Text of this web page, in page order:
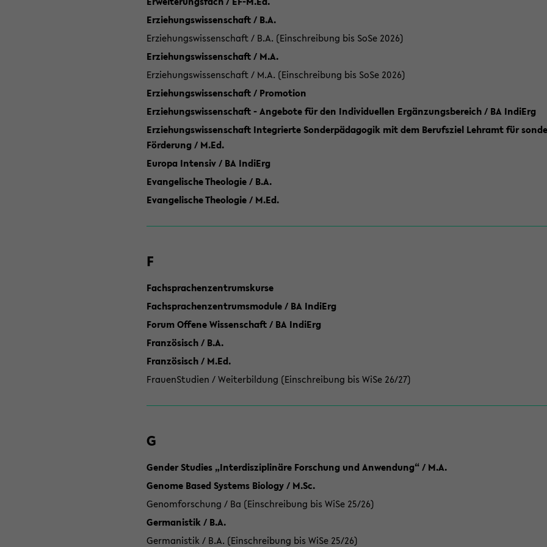
Erziehungswissenschaft / B.A.
Erziehungswissenschaft / B.A. (Einschreibung bis SoSe 2026)
Erziehungswissenschaft / M.A.
Erziehungswissenschaft / M.A. (Einschreibung bis SoSe 2026)
Erziehungswissenschaft / Promotion
Erziehungswissenschaft - Angebote für den Individuellen Ergänzungsbereich / BA IndiErg
Erziehungswissenschaft Integrierte Sonderpädagogik mit dem Berufsziel Lehramt für
Förderung / M.Ed.
Europa Intensiv / BA IndiErg
Evangelische Theologie / B.A.
Evangelische Theologie / M.Ed.
F
Fachsprachenzentrumskurse
Fachsprachenzentrumsmodule / BA IndiErg
Forum Offene Wissenschaft / BA IndiErg
Französisch / B.A.
Französisch / M.Ed.
FrauenStudien / Weiterbildung (Einschreibung bis WiSe 26/27)
G
Gender Studies „Interdisziplinäre Forschung und Anwendung“ / M.A.
Genome Based Systems Biology / M.Sc.
Genomforschung / Ba (Einschreibung bis WiSe 25/26)
Germanistik / B.A.
Germanistik / B.A. (Einschreibung bis WiSe 25/26)